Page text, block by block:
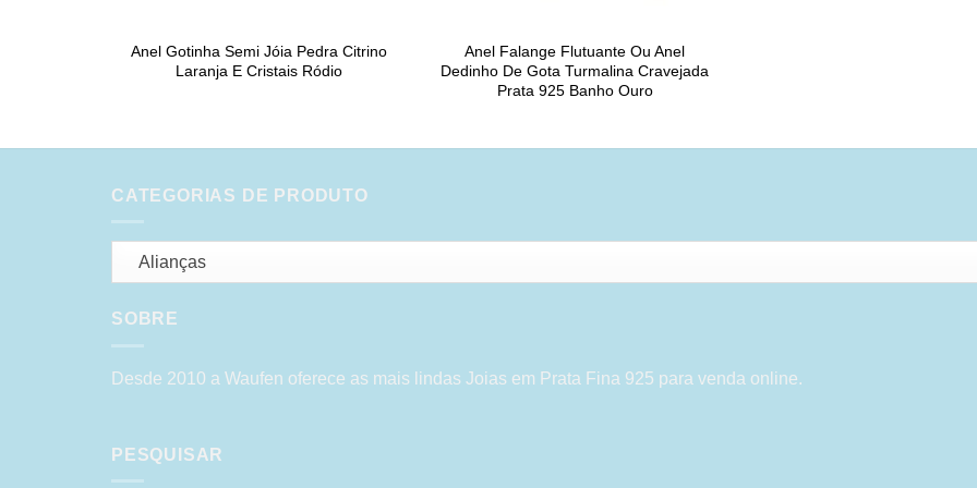
Anel Gotinha Semi Jóia Pedra Citrino
Laranja E Cristais Ródio
Anel Falange Flutuante Ou Anel
Dedinho De Gota Turmalina Cravejada
Prata 925 Banho Ouro
CATEGORIAS DE PRODUTO
Alianças
SOBRE
Desde 2010 a Waufen oferece as mais lindas Joias em Prata Fina 925 para venda online.
PESQUISAR